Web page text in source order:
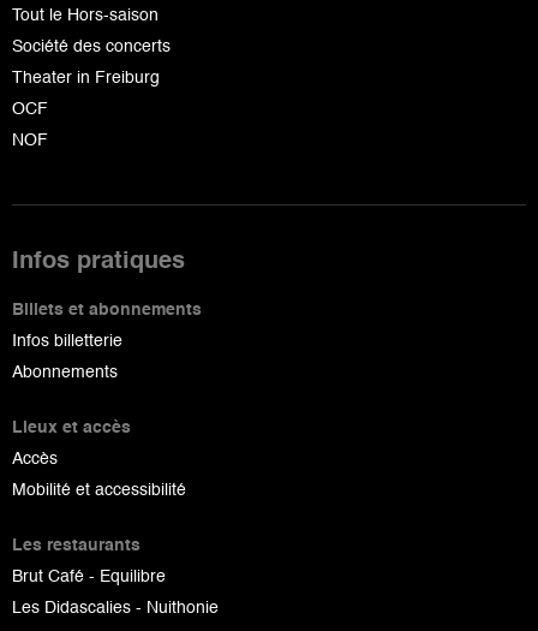
Tout le Hors-saison
Société des concerts
Theater in Freiburg
OCF
NOF
Infos pratiques
Billets et abonnements
Infos billetterie
Abonnements
Lieux et accès
Accès
Mobilité et accessibilité
Les restaurants
Brut Café - Equilibre
Les Didascalies - Nuithonie